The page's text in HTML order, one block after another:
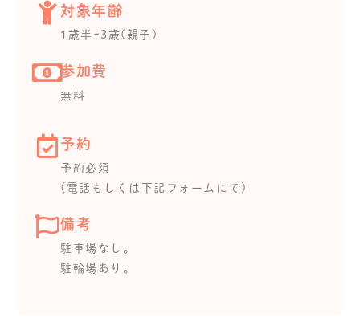
対象年齢
1歳半~3歳(親子)
参加費
無料
予約
予約必須
(電話もしくは下記フォームにて)
備考
駐車場なし。
駐輪場あり。